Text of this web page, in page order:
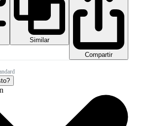
Similar
Compartir